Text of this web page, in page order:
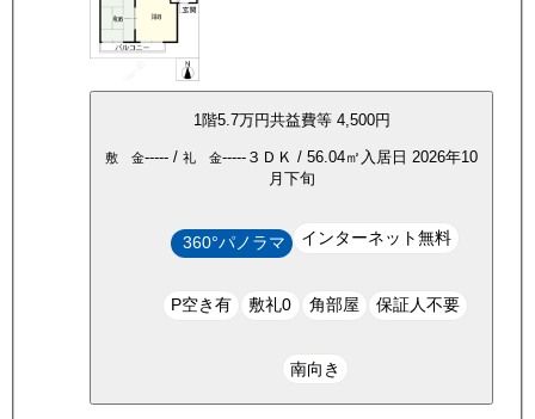
1階5.7万円共益費等 4,500円
敷 金----- / 礼 金----- ３ＤＫ / 56.04㎡ 入居日 2026年10
月下旬
360°パノラマ インターネット無料
P空き有 敷礼0 角部屋 保証人不要
南向き